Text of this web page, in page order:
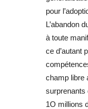
pour
L’abandon
à toute
ce d’autant
champ libre
surprenants
1O millions